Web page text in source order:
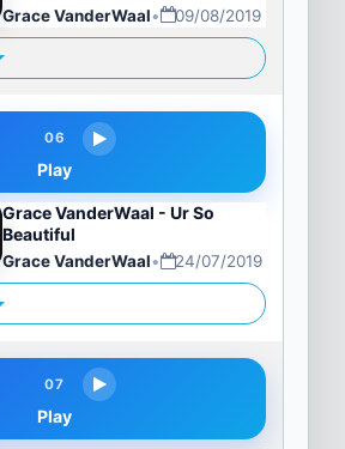
Grace VanderWaal• 09/08/2019
06
Play
Grace VanderWaal - Ur So
Beautiful
Grace VanderWaal• 24/07/2019
07
Play